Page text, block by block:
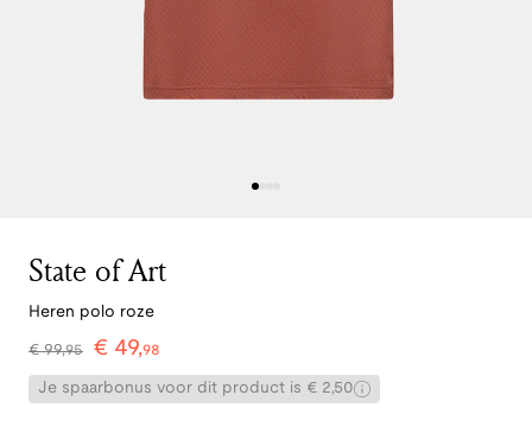
State of Art
Heren polo roze
€99,95 € 49,98
Je spaarbonus voor dit product is € 2,50